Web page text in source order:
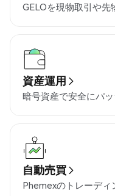
GELOを現物取引や先
資産運用
暗号資産で安全にパッ
自動売買
Phemexのトレーディ